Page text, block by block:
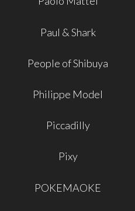
Paul & Shark
People of Shibuya
Philippe Model
Piccadilly
Pixy
POKEMAOKE